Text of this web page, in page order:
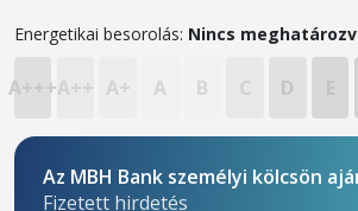
Energetikai besorolás: Nincs
A+++A++ A+ A B C D
Az MBH Bank személyi kölcsön
Fizetett hirdetés